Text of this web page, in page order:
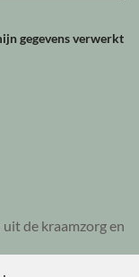
gegevens verwerkt
de kraamzorg en